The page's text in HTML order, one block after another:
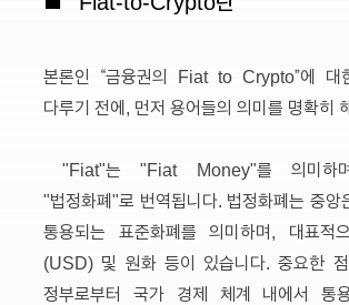
본론인 “금융권의 Fiat to Crypto”에 대
다루기 전에, 먼저 용어들의 의미를 명확히
"Fiat"는 "Fiat Money"를 의미하
"법정화폐"로 번역됩니다. 법정화폐는 중앙
통용되는 표준화폐를 의미하며, 대표적
(USD) 및 원화 등이 있습니다. 중요한 점
정부로부터 국가 경제 체계 내에서 통